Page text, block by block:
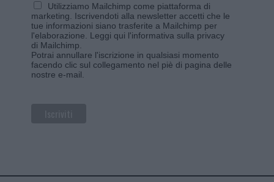
Utilizziamo Mailchimp come piattaforma di
marketing. Iscrivendoti alla newsletter accetti che le
tue informazioni siano trasferite a Mailchimp per
l'elaborazione. Leggi qui l'informativa sulla privacy
di Mailchimp
Potrai annullare l'iscrizione in qualsiasi momento
facendo clic sul collegamento nel piè di pagina delle
nostre e-mail.